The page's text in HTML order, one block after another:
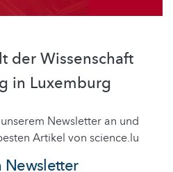
der Wissenschaft
in Luxemburg
Newsletter an und
Artikel von science.lu
Newsletter